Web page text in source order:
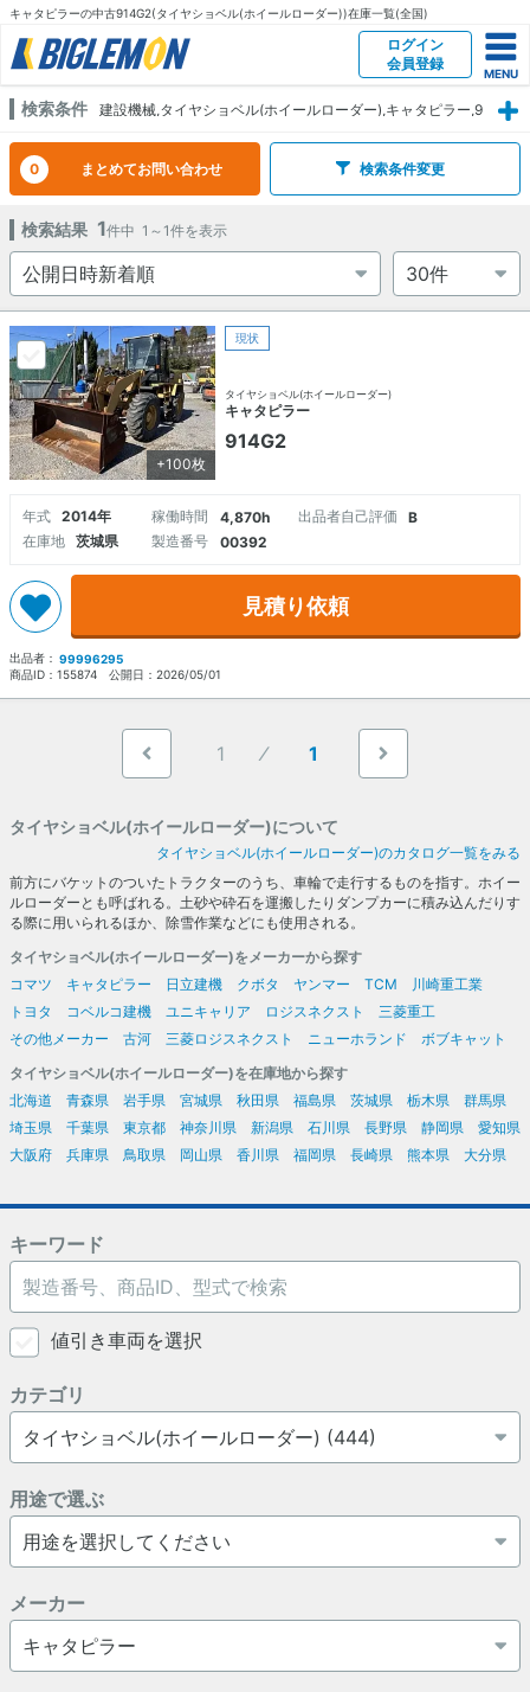
キャタピラーの中古914G2(タイヤショベル(ホイールローダー))在庫一覧(全国)
ログイン
会員登録
検索条件
建設機械,タイヤショベル(ホイールローダー),キャタピラー,9
0 まとめてお問い合わせ 検索条件変更
検索結果 1件中 1～1件を表示
+100枚
現状
タイヤショベル(ホイールローダー)
キャタピラー
914G2
年式 2014年 稼働時間 4,870h 出品者自己評価
B
在庫地
茨城県 製造番号 00392
見積り依頼
出品者： 99996295
商品ID： 155874 公開日： 2026/05/01
1 1
タイヤショベル(ホイールローダー)について
タイヤショベル(ホイールローダー)のカタログ一覧をみる
前方にバケットのついたトラクターのうち、車輪で走行するものを指す。ホイー
ルローダーとも呼ばれる。土砂や砕石を運搬したりダンプカーに積み込んだりす
る際に用いられるほか、除雪作業などにも使用される。
タイヤショベル(ホイールローダー)をメーカーから探す
コマツ
キャタピラー 日立建機 クボタ ヤンマー TCM
川崎重工業
トヨタ
コベルコ建機 ユニキャリア ロジスネクスト
三菱重工
その他メーカー
古河 三菱ロジスネクスト ニューホランド
ボブキャット
タイヤショベル(ホイールローダー)を在庫地から探す
北海道
青森県 岩手県 宮城県 秋田県 福島県 茨城県 栃木県
群馬県
埼玉県
千葉県 東京都 神奈川県 新潟県 石川県 長野県 静岡県
愛知県
大阪府
兵庫県 鳥取県 岡山県 香川県 福岡県 長崎県 熊本県 大分県
キーワード
値引き車両を選択
カテゴリ
用途で選ぶ
メーカー